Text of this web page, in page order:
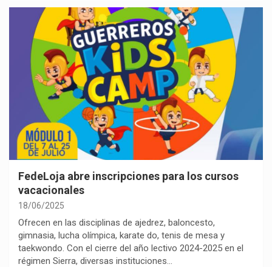
FedeLoja abre inscripciones para los cursos
vacacionales
18/06/2025
Ofrecen en las disciplinas de ajedrez, baloncesto,
gimnasia, lucha olímpica, karate do, tenis de mesa y
taekwondo. Con el cierre del año lectivo 2024-2025 en el
régimen Sierra, diversas instituciones…